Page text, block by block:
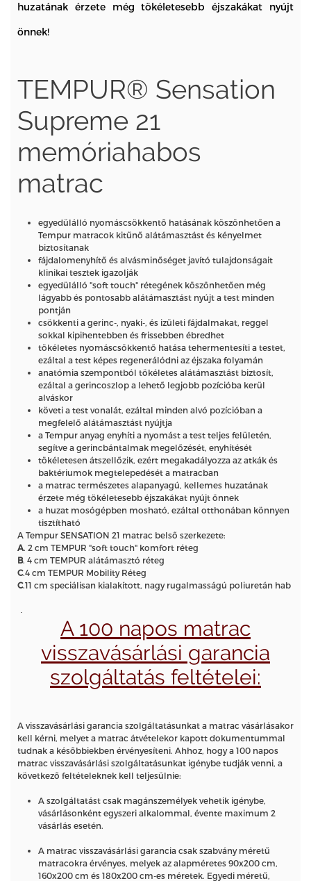
huzatának érzete még tökéletesebb éjszakákat nyújt
önnek!
TEMPUR® Sensation
Supreme 21
memóriahabos
matrac
egyedülálló nyomáscsökkentő hatásának köszönhetően a
Tempur matracok kitűnő alátámasztást és kényelmet
biztosítanak
fájdalomenyhítő és alvásminőséget javító tulajdonságait
klinikai tesztek igazolják
egyedülálló "soft touch" rétegének köszönhetően még
lágyabb és pontosabb alátámasztást nyújt a test minden
pontján
csökkenti a gerinc-, nyaki-, és izületi fájdalmakat, reggel
sokkal kipihentebben és frissebben ébredhet
tökéletes nyomáscsökkentő hatása tehermentesíti a testet,
ezáltal a test képes regenerálódni az éjszaka folyamán
anatómia szempontból tökéletes alátámasztást biztosít,
ezáltal a gerincoszlop a lehető legjobb pozícióba kerül
alváskor
követi a test vonalát, ezáltal minden alvó pozícióban a
megfelelő alátámasztást nyújtja
a Tempur anyag enyhíti a nyomást a test teljes felületén,
segítve a gerincbántalmak megelőzését, enyhítését
tökéletesen átszellőzik, ezért megakadályozza az atkák és
baktériumok megtelepedését a matracban
a matrac természetes alapanyagú, kellemes huzatának
érzete még tökéletesebb éjszakákat nyújt önnek
a huzat mosógépben mosható, ezáltal otthonában könnyen
tisztítható
A Tempur SENSATION 21 matrac belső szerkezete:
A . 2 cm TEMPUR "soft touch" komfort réteg
B. 4 cm TEMPUR alátámasztó réteg
C.4 cm TEMPUR Mobility Réteg
C.11 cm speciálisan kialakított, nagy rugalmasságú poliuretán hab
A 100 napos matrac
visszavásárlási garancia
szolgáltatás feltételei:
A visszavásárlási garancia szolgáltatásunkat a matrac vásárlásakor
kell kérni, melyet a matrac átvételekor kapott dokumentummal
tudnak a későbbiekben érvényesíteni. Ahhoz, hogy a 100 napos
matrac visszavásárlási szolgáltatásunkat igénybe tudják venni, a
következő feltételeknek kell teljesülnie:
A szolgáltatást csak magánszemélyek vehetik igénybe,
vásárlásonként egyszeri alkalommal, évente maximum 2
vásárlás esetén.
A matrac visszavásárlási garancia csak szabvány méretű
matracokra érvényes, melyek az alapméretes 90x200 cm,
160x200 cm és 180x200 cm-es méretek. Egyedi méretű,